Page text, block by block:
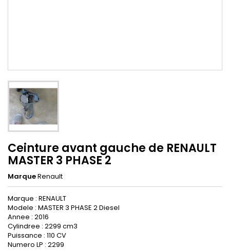
Ceinture avant gauche de RENAULT
MASTER 3 PHASE 2
MarqueRenault
Marque : RENAULT
Modele : MASTER 3 PHASE 2 Diesel
Annee : 2016
Cylindree : 2299 cm3
Puissance : 110 CV
Numero LP : 2299